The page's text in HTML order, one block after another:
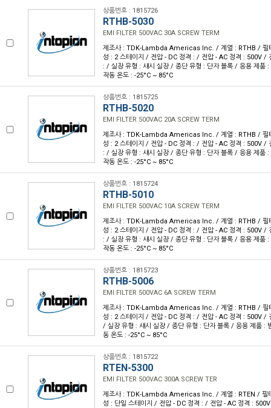
상품번호 : 1815726
RTHB-5030
EMI FILTER 500VAC 30A SCREW TERM
제조사 : TDK-Lambda Americas Inc. / 계열 : RTHB / 필
성 : 2 스테이지 / 전압 - DC 정격 : / 전압 - AC 정격 : 500V /
: / 실장 유형 : 섀시 실장 / 종단 유형 : 단자 블록 / 응용 제품
작동 온도 : -25°C ~ 85°C
상품번호 : 1815725
RTHB-5020
EMI FILTER 500VAC 20A SCREW TERM
제조사 : TDK-Lambda Americas Inc. / 계열 : RTHB / 필
성 : 2 스테이지 / 전압 - DC 정격 : / 전압 - AC 정격 : 500V /
: / 실장 유형 : 섀시 실장 / 종단 유형 : 단자 블록 / 응용 제품
작동 온도 : -25°C ~ 85°C
상품번호 : 1815724
RTHB-5010
EMI FILTER 500VAC 10A SCREW TERM
제조사 : TDK-Lambda Americas Inc. / 계열 : RTHB / 필
성 : 2 스테이지 / 전압 - DC 정격 : / 전압 - AC 정격 : 500V /
: / 실장 유형 : 섀시 실장 / 종단 유형 : 단자 블록 / 응용 제품
작동 온도 : -25°C ~ 85°C
상품번호 : 1815723
RTHB-5006
EMI FILTER 500VAC 6A SCREW TERM
제조사 : TDK-Lambda Americas Inc. / 계열 : RTHB / 필
성 : 2 스테이지 / 전압 - DC 정격 : / 전압 - AC 정격 : 500V /
/ 실장 유형 : 섀시 실장 / 종단 유형 : 단자 블록 / 응용 제품 :
동 온도 : -25°C ~ 85°C
상품번호 : 1815722
RTEN-5300
EMI FILTER 500VAC 300A SCREW TER
제조사 : TDK-Lambda Americas Inc. / 계열 : RTEN / 필
성 : 단일 스테이지 / 전압 - DC 정격 : / 전압 - AC 정격 :